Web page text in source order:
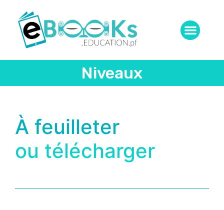
Niveaux
À feuilleter
ou télécharger